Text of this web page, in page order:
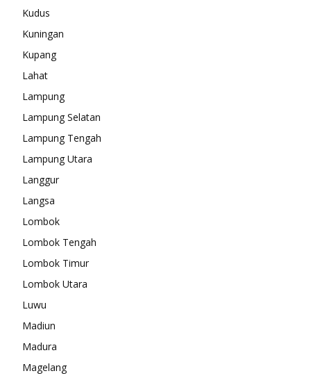
Kudus
Kuningan
Kupang
Lahat
Lampung
Lampung Selatan
Lampung Tengah
Lampung Utara
Langgur
Langsa
Lombok
Lombok Tengah
Lombok Timur
Lombok Utara
Luwu
Madiun
Madura
Magelang